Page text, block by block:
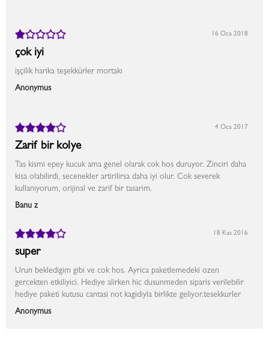
çok iyi
işçilik harika teşekkürler mortakı
Anonymus
16 Oca 2018
Zarif bir kolye
Tas kismi epey kucuk ama genel olarak cok hos duruyor. Zinciri daha
kisa olabilirdi, secenekler artirilirsa daha iyi olur. Cok severek
kullaniyorum, orijinal ve zarif bir tasarim.
Banu z
4 Oca 2017
super
Urun bekledigim gibi ve cok hos. Ayrica paketlemedeki ozen
gercekten etkiliyici. Hediye alirken hic dusunmeden siparis verilebilir
hediye paketi kutusu cantasi not kagidiyla birlikte geliyor.tesekkurler
Anonymus
18 Kas 2016